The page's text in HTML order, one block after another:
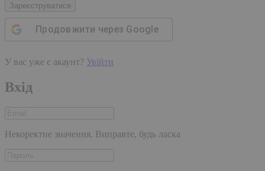
Зареєструватися
Продовжити через Google
У вас уже є акаунт? Увійти
Вхід
Некоректне значення. Виправте, будь ласка